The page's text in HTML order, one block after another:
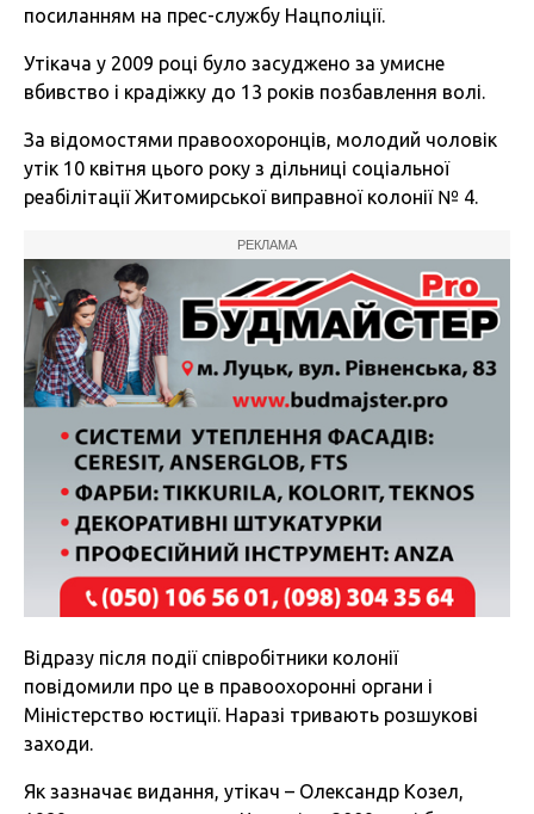
посиланням на прес-службу Нацполіції.
Утікача у 2009 році було засуджено за умисне
вбивство і крадіжку до 13 років позбавлення волі.
За відомостями правоохоронців, молодий чоловік
утік 10 квітня цього року з дільниці соціальної
реабілітації Житомирської виправної колонії № 4.
РЕКЛАМА
Відразу після події співробітники колонії
повідомили про це в правоохоронні органи і
Міністерство юстиції. Наразі тривають розшукові
заходи.
Як зазначає видання, утікач – Олександр Козел,